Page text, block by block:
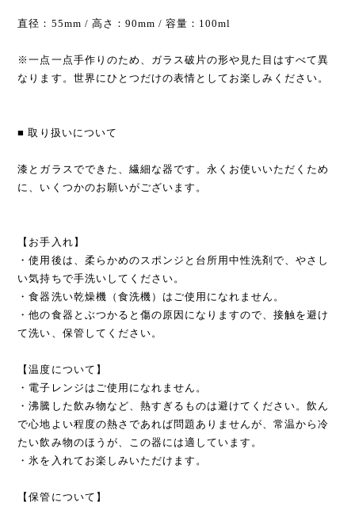
直径：55mm / 高さ：90mm / 容量：100ml
※一点一点手作りのため、ガラス破片の形や見た目はすべて異
なります。世界にひとつだけの表情としてお楽しみください。
■ 取り扱いについて
漆とガラスでできた、繊細な器です。永くお使いいただくため
に、いくつかのお願いがございます。
【お手入れ】
・使用後は、柔らかめのスポンジと台所用中性洗剤で、やさし
い気持ちで手洗いしてください。
・食器洗い乾燥機（食洗機）はご使用になれません。
・他の食器とぶつかると傷の原因になりますので、接触を避け
て洗い、保管してください。
【温度について】
・電子レンジはご使用になれません。
・沸騰した飲み物など、熱すぎるものは避けてください。飲ん
で心地よい程度の熱さであれば問題ありませんが、常温から冷
たい飲み物のほうが、この器には適しています。
・氷を入れてお楽しみいただけます。
【保管について】